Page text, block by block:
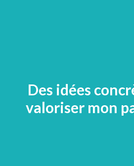
Des idées
valoriser mon